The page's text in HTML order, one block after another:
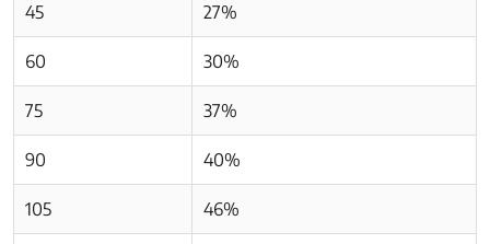
45 27%
60 30%
75 37%
90 40%
105 46%